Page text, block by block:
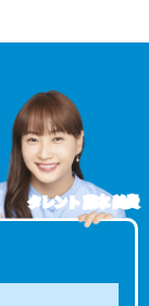
タレント 藤本 美貴